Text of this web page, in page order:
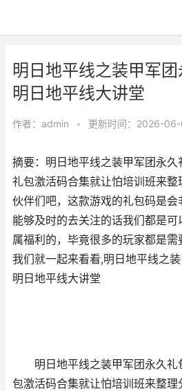
明日地平线之装甲军
明日地平线大讲堂
作者： admin • 更新时间：2026-
摘要：明日地平线之装甲军团永
礼包激活码合集就让怕培训班来
伙伴们吧，这款游戏的礼包码是
能够及时的去关注的话我们都是
属福利的，毕竟很多的玩家都是
我们就一起来看看,明日地平线之
明日地平线大讲堂
明日地平线之装甲军团永久礼
包激活码合集就让怕培训班来整